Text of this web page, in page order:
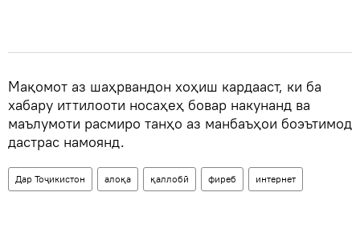
Мақомот аз шаҳрвандон хоҳиш кардааст, ки ба
хабару иттилооти носаҳеҳ бовар накунанд ва
маълумоти расмиро танҳо аз манбаъҳои боэътимод
дастрас намоянд.
Дар Тоҷикистон алоқа қаллобӣ фиреб интернет